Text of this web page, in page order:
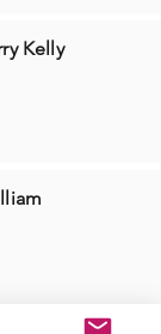
5 Kelly
5